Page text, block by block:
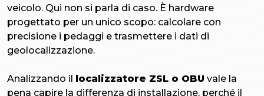
veicolo. Qui non si parla di caso. È hardware
progettato per un unico scopo: calcolare con
precisione i pedaggi e trasmettere i dati di
geolocalizzazione.
Analizzando il localizzatore ZSL o OBU vale la
pena capire la differenza di installazione, perché il